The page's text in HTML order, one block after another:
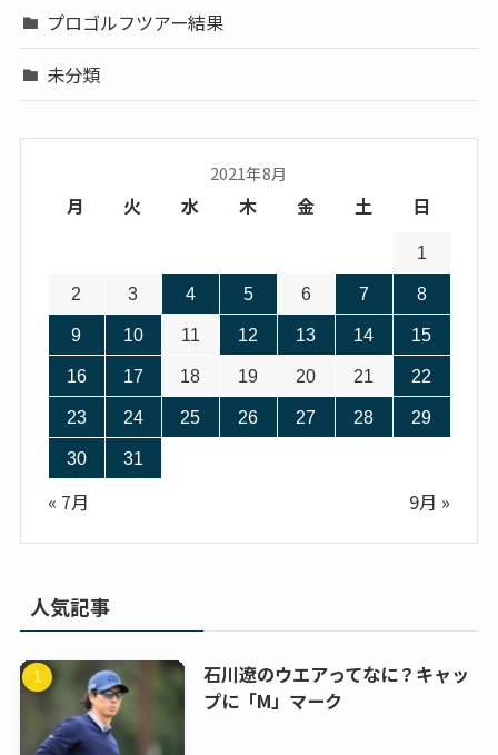
プロゴルフツアー結果
未分類
2021年8月
月 火 水 木 金 土 日
1
2 3 4 5 6 7 8
9 10 11 12 13 14 15
16 17 18 19 20 21 22
23 24 25 26 27 28 29
30 31
« 7月 9月 »
人気記事
石川遼のウエアってなに？キャッ
プに「M」マーク